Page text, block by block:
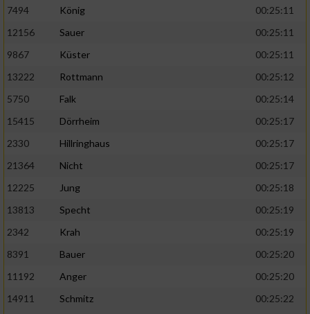
7494
König
00:25:11
12156
Sauer
00:25:11
9867
Küster
00:25:11
13222
Rottmann
00:25:12
5750
Falk
00:25:14
15415
Dörrheim
00:25:17
2330
Hillringhaus
00:25:17
21364
Nicht
00:25:17
12225
Jung
00:25:18
13813
Specht
00:25:19
2342
Krah
00:25:19
8391
Bauer
00:25:20
11192
Anger
00:25:20
14911
Schmitz
00:25:22